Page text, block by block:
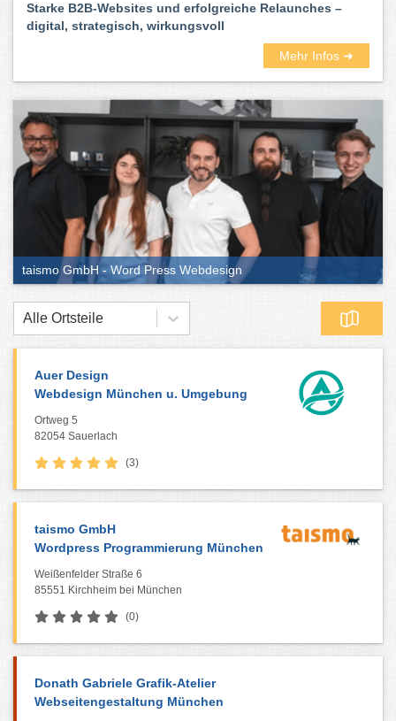
Starke B2B-Websites und erfolgreiche Relaunches –
digital, strategisch, wirkungsvoll
Mehr Infos ➜
taismo GmbH - Word Press Webdesign
Alle Ortsteile
Auer Design
Webdesign München u. Umgebung
Ortweg 5
82054 Sauerlach
(3)
taismo GmbH
Wordpress Programmierung München
Weißenfelder Straße 6
85551 Kirchheim bei München
(0)
Donath Gabriele Grafik-Atelier
Webseitengestaltung München